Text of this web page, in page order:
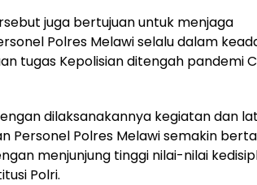
juga bertujuan untuk menjaga
Polres Melawi selalu dalam
tugas Kepolisian ditengah pandemi
dilaksanakannya kegiatan dan
Personel Polres Melawi semakin
menjunjung tinggi nilai-nilai
Polri.